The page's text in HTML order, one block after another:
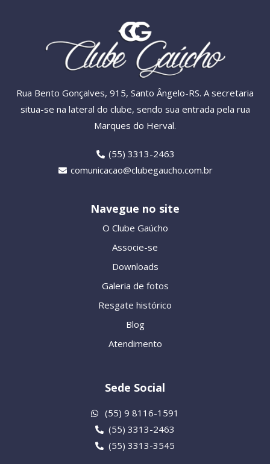
Rua Bento Gonçalves, 915, Santo Ângelo-RS. A secretaria
situa-se na lateral do clube, sendo sua entrada pela rua
Marques do Herval.
(55) 3313-2463
comunicacao@clubegaucho.com.br
Navegue no site
O Clube Gaúcho
Associe-se
Downloads
Galeria de fotos
Resgate histórico
Blog
Atendimento
Sede Social
(55) 9 8116-1591
(55) 3313-2463
(55) 3313-3545